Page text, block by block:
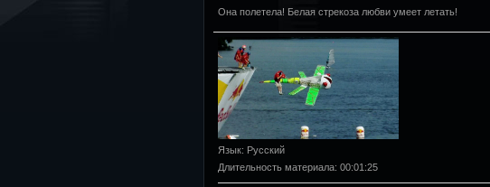
Она полетела! Белая стрекоза любви умеет летать!
Язык: Русский
Длительность материала: 00:01:25